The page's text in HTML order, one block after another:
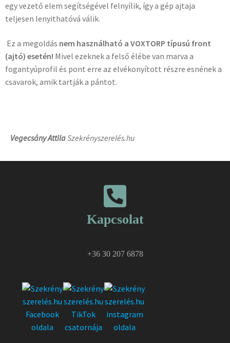
egy vezető elem segítségével felnyílik, így a gép ajtaja
teljesen lenyithatóvá válik.
Ez a megoldás nem használható a VOXTORP típusú front
(ajtó) esetén! Mivel ezeknek a felső élébe van marva a
fogantyúprofil és pont erre az elvékonyított részre esnének a
csavarok, amik tartják a pántot.
Vegecsány AttilaSzekrényszerelés.hu
Kapcsolat
+36 30 207 6878